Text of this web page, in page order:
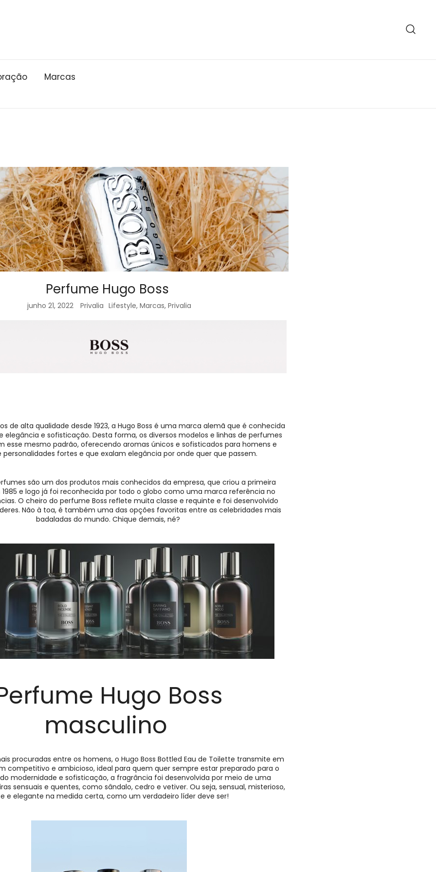
Marcas
Perfume Hugo Boss
junho 21, 2022 Privalia Lifestyle, Marcas, Privalia
de alta qualidade desde 1923, a Hugo Boss é uma marca alemã que é conhecida
elegância e sofisticação. Desta forma, os diversos modelos e linhas de perfumes
esse mesmo padrão, oferecendo aromas únicos e sofisticados para homens e
personalidades fortes e que exalam elegância por onde quer que passem.
são um dos produtos mais conhecidos da empresa, que criou a primeira
e logo já foi reconhecida por todo o globo como uma marca referência no
O cheiro do perfume Boss reflete muita classe e requinte e foi desenvolvido
Não à toa, é também uma das opções favoritas entre as celebridades mais
badaladas do mundo. Chique demais, né?
Hugo Boss
masculino
procuradas entre os homens, o Hugo Boss Bottled Eau de Toilette transmite em
competitivo e ambicioso, ideal para quem quer sempre estar preparado para o
modernidade e sofisticação, a fragrância foi desenvolvida por meio de uma
sensuais e quentes, como sândalo, cedro e vetiver. Ou seja, sensual, misterioso,
e elegante na medida certa, como um verdadeiro líder deve ser!